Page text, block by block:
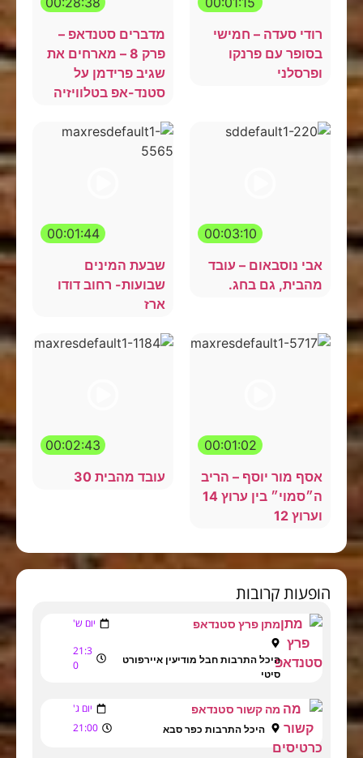
רודי סעדה – חמישי
בסופר עם פרנקו
ופרסלני
מדברים סטנדאפ –
פרק 8 – מארחים את
שגיב פרידמן על
סטנד-אפ בטלוויזיה
00:03:10
אבי נוסבאום – עובד
מהבית, גם בחג.
00:01:44
שבעת המינים
שבועות- רחוב דודו
ארז
00:01:02
אסף מור יוסף – הריב
ה״סמוי״ בין ערוץ 14
וערוץ 12
00:02:43
עובד מהבית 30
הופעות קרובות
מתן פרץ סטנדאפ יום ש'
היכל התרבות חבל מודיעין איירפורט
סיטי
21:3
0
מה קשור סטנדאפ יום ג'
היכל התרבות כפר סבא 21:00